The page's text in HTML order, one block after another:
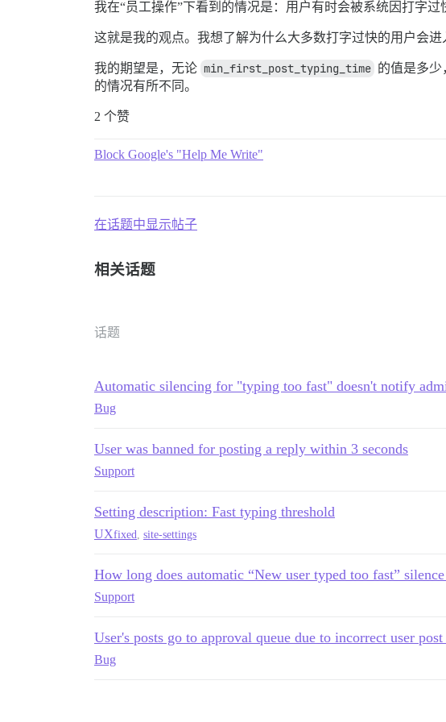
我在“员工操作”下看到的情况是：用户有时会被系统因打字过
这就是我的观点。我想了解为什么大多数打字过快的用户会
我的期望是，无论 min_first_post_typing_time 的值是多少
的情况有所不同。
2 个赞
Block Google's "Help Me Write"
在话题中显示帖子
相关话题
话题
Automatic silencing for "typing too fast" doesn't notify
Bug
User was banned for posting a reply within 3 seconds
Support
Setting description: Fast typing threshold
UXfixed site-settings
How long does automatic “New user typed too fast”
Support
User's posts go to approval queue due to incorrect user
Bug